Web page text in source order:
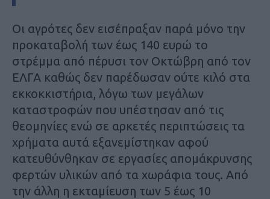
Οι αγρότες δεν εισέπραξαν παρά μόνο την
προκαταβολή των έως 140 ευρώ το
στρέμμα από πέρυσι τον Οκτώβρη από τον
ΕΛΓΑ καθώς δεν παρέδωσαν ούτε κιλό στα
εκκοκκιστήρια, λόγω των μεγάλων
καταστροφών που υπέστησαν από τις
θεομηνίες ενώ σε αρκετές περιπτώσεις τα
χρήματα αυτά εξανεμίστηκαν αφού
κατευθύνθηκαν σε εργασίες απομάκρυνσης
φερτών υλικών από τα χωράφια τους. Από
την άλλη η εκταμίευση των 5 έως 10